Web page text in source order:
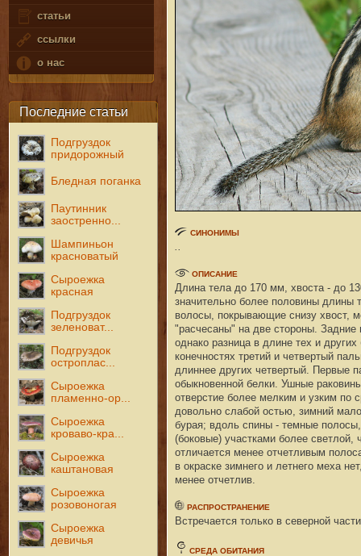
статьи
ссылки
о нас
Последние статьи
Подгруздок
придорожный
Бледная поганка
Паутинник
заостренно...
Шампиньон
красноватый
Сыроежка
красная
Подгруздок
зеленоват...
Подгруздок
остроплас...
Сыроежка
пламенно-ор...
Сыроежка
кроваво-кра...
Сыроежка
каштановая
Сыроежка
розовоногая
Сыроежка
девичья
СИНОНИМЫ
ОПИСАНИЕ
Длина тела до 170 мм, хвоста - до
значительно более половины длины
волосы, покрывающие снизу хвост,
"расчесаны" на две стороны. Задние
однако разница в длине тех и
конечностях третий и четвертый
длиннее других четвертый. Первые
обыкновенной белки. Ушные
отверстие более мелким и узким по
довольно слабой остью, зимний
бурая; вдоль спины - темные
(боковые) участками более светлой,
отличается менее отчетливым
в окраске зимнего и летнего меха
менее отчетлив.
РАСПРОСТРАНЕНИЕ
Встречается только в северной
СРЕДА ОБИТАНИЯ